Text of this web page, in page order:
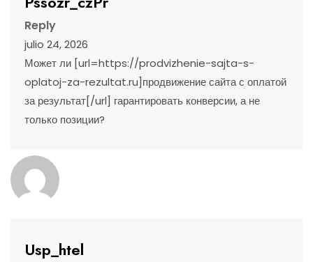
Reply
julio 24, 2026
Может ли [url=https://prodvizhenie-sajta-s-
oplatoj-za-rezultat.ru]продвижение сайта с оплатой
за результат[/url] гарантировать конверсии, а не
только позиции?
Usp_htel